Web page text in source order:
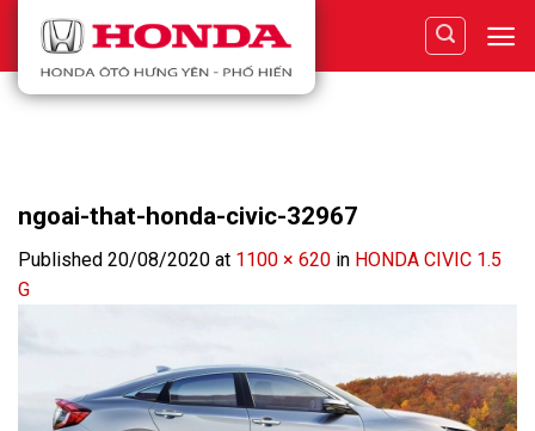
content
ngoai-that-honda-civic-32967
Published 20/08/2020 at 1100 × 620 in HONDA CIVIC 1.5
G